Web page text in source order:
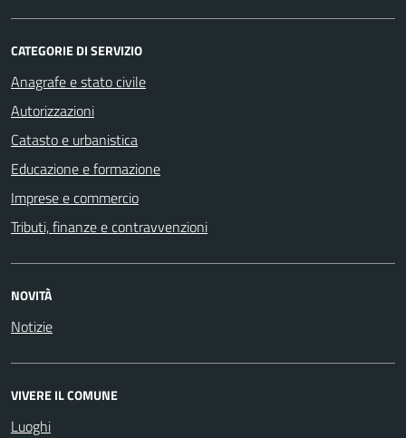
CATEGORIE DI SERVIZIO
Anagrafe e stato civile
Autorizzazioni
Catasto e urbanistica
Educazione e formazione
Imprese e commercio
Tributi, finanze e contravvenzioni
NOVITÀ
Notizie
VIVERE IL COMUNE
Luoghi